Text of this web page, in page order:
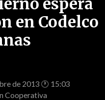
espera
en Codelco
de 2013 🕐 15:03
Cooperativa